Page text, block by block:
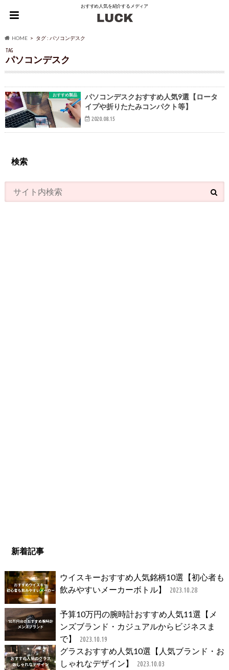
おすすめ人気を紹介するメディア
HOME タグ : パソコンデスク
TAG
パソコンデスク
おすすめ製品
パソコンデスクおすすめ人気9選【ロータ
イプや折りたたみコンパクト等】
2020.08.15
検索
新着記事
ウイスキーおすすめ人気銘柄10選【初心者も
飲みやすいメーカーボトル】
2023.10.28
予算10万円の腕時計おすすめ人気11選【メ
ンズブランド・カジュアルからビジネスま
で】
2023.10.19
グラスおすすめ人気10選【人気ブランド・お
しゃれなデザイン】
2023.10.03